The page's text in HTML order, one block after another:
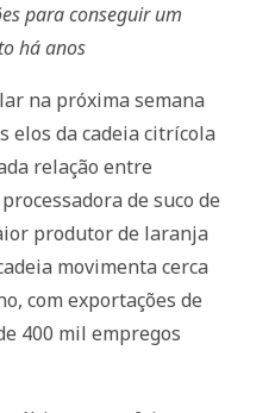
para conseguir um
há anos
na próxima semana
elos da cadeia citrícola
relação entre
de suco de
produtor de laranja
movimenta cerca
com exportações de
400 mil empregos